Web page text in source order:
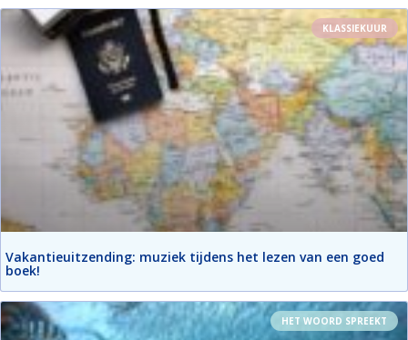
KLASSIEKUUR
Vakantieuitzending: muziek tijdens het lezen van een goed
boek!
HET WOORD SPREEKT